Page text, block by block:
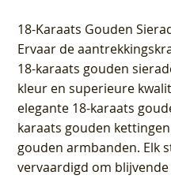
18-Karaats Gouden
Ervaar de
18-karaats gouden
kleur en superieure
elegante 18-karaats
karaats gouden
gouden armbanden. Elk
vervaardigd om